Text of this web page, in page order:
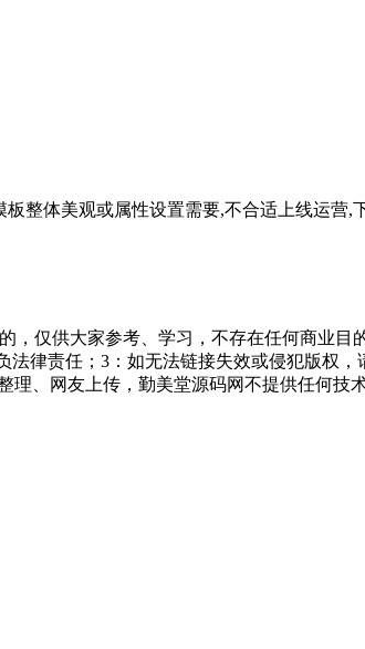
整体美观或属性设置需要,不合适上线运营,
仅供大家参考、学习，不存在任何商业目
律责任；3：如无法链接失效或侵犯版权
理、网友上传，勤美堂源码网不提供任何技